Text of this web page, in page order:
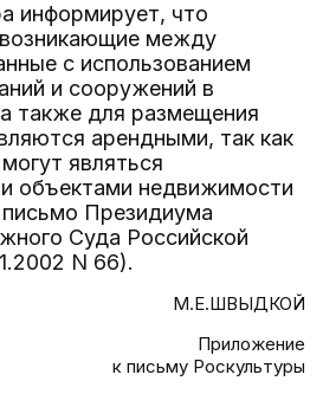
информирует, что
между
с использованием
и сооружений в
также для размещения
арендными, так как
являться
объектами недвижимости
Президиума
Суда Российской
N 66).
М.Е.ШВЫДКОЙ
Приложение
к письму Роскультуры